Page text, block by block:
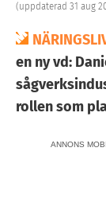
(uppdaterad 31 aug
en ny vd:
rollen som
ANNONS